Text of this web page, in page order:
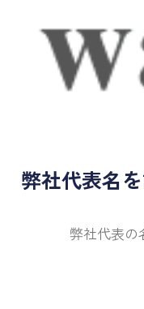
弊社代表名
弊社代表の